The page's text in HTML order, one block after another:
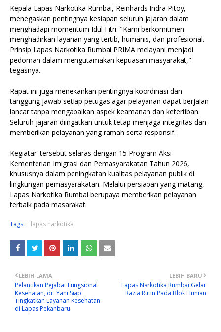
Kepala Lapas Narkotika Rumbai, Reinhards Indra Pitoy,
menegaskan pentingnya kesiapan seluruh jajaran dalam
menghadapi momentum Idul Fitri. "Kami berkomitmen
menghadirkan layanan yang tertib, humanis, dan profesional.
Prinsip Lapas Narkotika Rumbai PRIMA melayani menjadi
pedoman dalam mengutamakan kepuasan masyarakat,"
tegasnya.
Rapat ini juga menekankan pentingnya koordinasi dan
tanggung jawab setiap petugas agar pelayanan dapat berjalan
lancar tanpa mengabaikan aspek keamanan dan ketertiban.
Seluruh jajaran diingatkan untuk tetap menjaga integritas dan
memberikan pelayanan yang ramah serta responsif.
Kegiatan tersebut selaras dengan 15 Program Aksi
Kementerian Imigrasi dan Pemasyarakatan Tahun 2026,
khususnya dalam peningkatan kualitas pelayanan publik di
lingkungan pemasyarakatan. Melalui persiapan yang matang,
Lapas Narkotika Rumbai berupaya memberikan pelayanan
terbaik pada masarakat.
Tags: lapas narkotika
LEBIH BARU
Lapas Narkotika Rumbai Gelar
Razia Rutin Pada Blok Hunian
LEBIH LAMA
Pelantikan Pejabat Fungsional
Kesehatan, dr. Yani Siap
Tingkatkan Layanan Kesehatan
di Lapas Pekanbaru